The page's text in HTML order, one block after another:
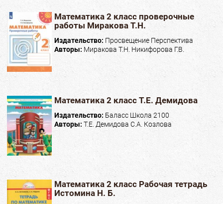
Математика 2 класс проверочные
работы Миракова Т.Н.
Издательство: Просвещение Перспектива
Авторы: Миракова Т.Н. Никифорова Г.В.
Математика 2 класс Т.Е. Демидова
Издательство: Баласс Школа 2100
Авторы: Т.Е. Демидова С.А. Козлова
Математика 2 класс Рабочая тетрадь
Истомина Н. Б.